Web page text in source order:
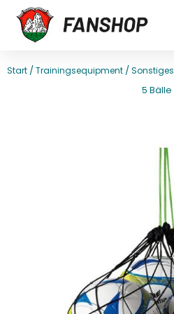
Start/Trainingsequipment/Sonstiges
5 Bälle